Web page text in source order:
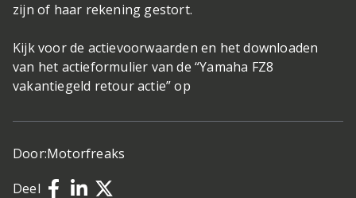
zijn of haar rekening gestort.
Kijk voor de actievoorwaarden en het downloaden
van het actieformulier van de “Yamaha FZ8
vakantiegeld retour actie” op
Door:Motorfreaks
Deel